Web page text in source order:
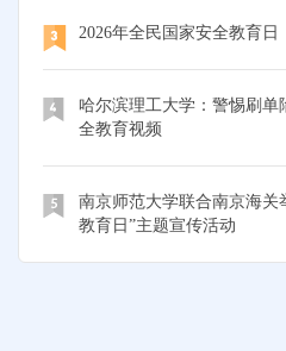
2026年全民国家安全教育日
哈尔滨理工大学：警惕刷
全教育视频
南京师范大学联合南京海关
教育日”主题宣传活动